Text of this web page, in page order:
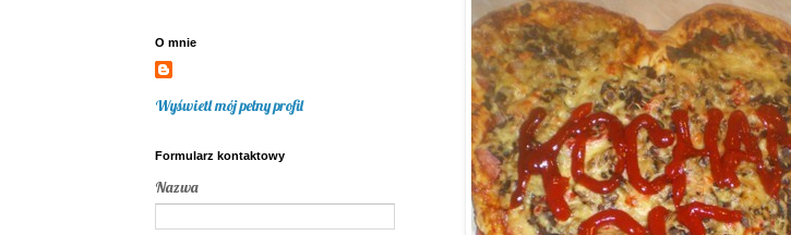
O mnie
Wyświetl mój pełny profil
Formularz kontaktowy
Nazwa